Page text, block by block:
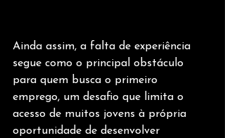
Ainda assim, a falta de experiência
segue como o principal obstáculo
para quem busca o primeiro
emprego, um desafio que limita o
acesso de muitos jovens à própria
oportunidade de desenvolver